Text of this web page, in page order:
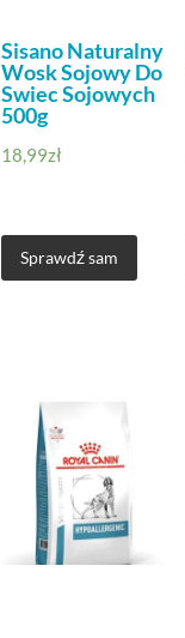
Sisano Naturalny
Wosk Sojowy Do
Swiec Sojowych
500g
18,99zł
Sprawdź sam